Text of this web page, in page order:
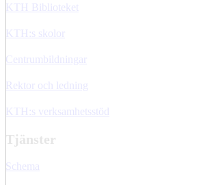
KTH Biblioteket
KTH:s skolor
Centrumbildningar
Rektor och ledning
KTH:s verksamhetsstöd
Tjänster
Schema